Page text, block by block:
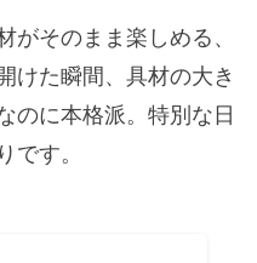
がそのまま楽しめる、
けた瞬間、具材の大き
のに本格派。特別な日
です。